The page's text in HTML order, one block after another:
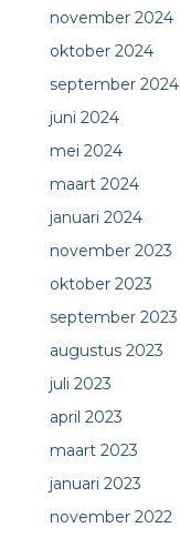
november 2024
oktober 2024
september 2024
juni 2024
mei 2024
maart 2024
januari 2024
november 2023
oktober 2023
september 2023
augustus 2023
juli 2023
april 2023
maart 2023
januari 2023
november 2022